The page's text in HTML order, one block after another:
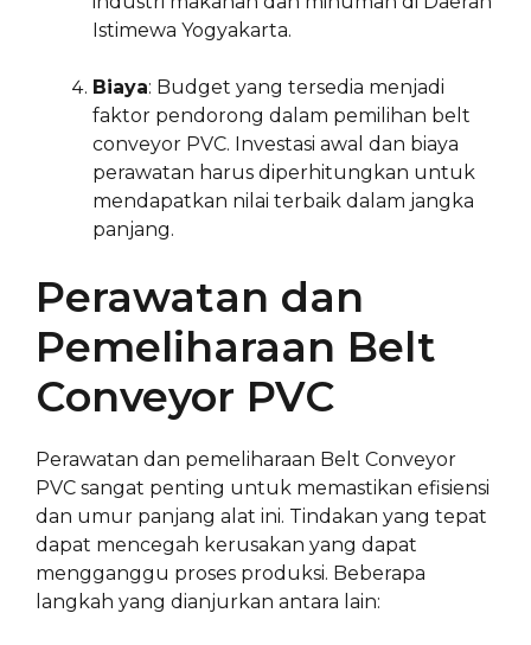
Istimewa Yogyakarta.
Biaya: Budget yang tersedia menjadi
faktor pendorong dalam pemilihan belt
conveyor PVC. Investasi awal dan biaya
perawatan harus diperhitungkan untuk
mendapatkan nilai terbaik dalam jangka
panjang.
Perawatan dan
Pemeliharaan Belt
Conveyor PVC
Perawatan dan pemeliharaan Belt Conveyor
PVC sangat penting untuk memastikan efisiensi
dan umur panjang alat ini. Tindakan yang tepat
dapat mencegah kerusakan yang dapat
mengganggu proses produksi. Beberapa
langkah yang dianjurkan antara lain: